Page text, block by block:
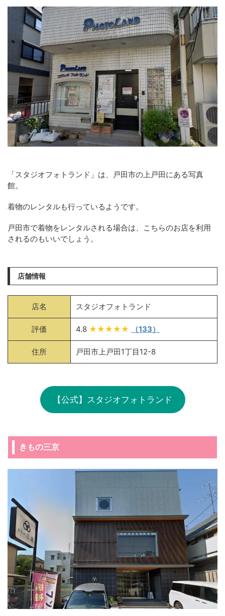
「スタジオフォトランド」は、戸田市の上戸田にある写真
館。
着物のレンタルも行っているようです。
戸田市で着物をレンタルされる場合は、こちらのお店を利用
されるのもいいでしょう。
店舗情報
店名 スタジオフォトランド
評価 4.8 ★★★★★ （133）
住所 戸田市上戸田1丁目12-8
【公式】スタジオフォトランド
きもの三京